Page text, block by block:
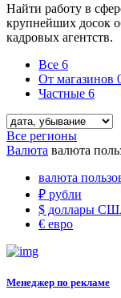
Найти работу в
крупнейших досок
кадровых агентств.
Все 6
От магазинов
Частные 6
Все регионы
Валюта валюта
валюта
₽ рубли
$ доллары
€ евро
Менеджер по рекламе